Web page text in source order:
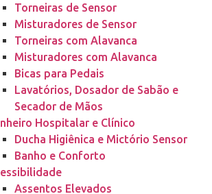
Torneiras de Sensor
Misturadores de Sensor
Torneiras com Alavanca
Misturadores com Alavanca
Bicas para Pedais
Lavatórios, Dosador de Sabão e
Secador de Mãos
Hospitalar e Clínico
Ducha Higiênica e Mictório Sensor
Banho e Conforto
Assentos Elevados